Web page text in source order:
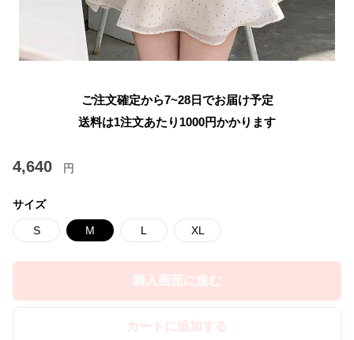
ご注文確定から7~28日でお届け予定
送料は1注文あたり 1000円かかります
4,640 円
サイズ
S M L XL
購入画面に進む
カートに追加する